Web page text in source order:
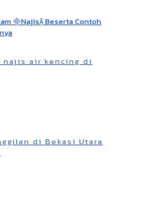
najis air kencing di
di Bekasi Utara